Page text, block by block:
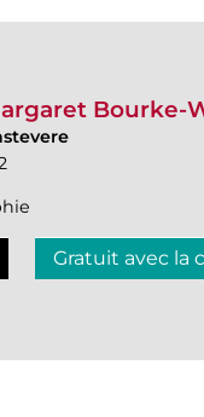
Bourke-
Gratuit avec la